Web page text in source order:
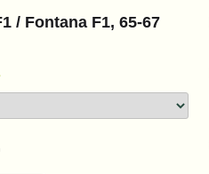
/ Fontana F1, 65-67